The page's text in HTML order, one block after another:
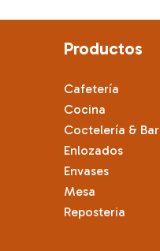
Productos
Cafetería
Cocina
Coctelería & Bar
Enlozados
Envases
Mesa
Reposteria